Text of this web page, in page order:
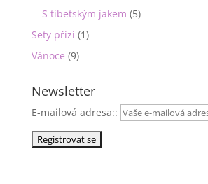
S tibetským jakem (5)
Sety přízí (1)
Vánoce (9)
Newsletter
E-mailová adresa::